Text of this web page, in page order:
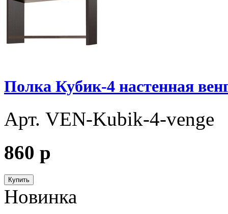
Полка Кубик-4 настенная
Арт. VEN-Kubik-4-venge
860 p
Купить
Новинка